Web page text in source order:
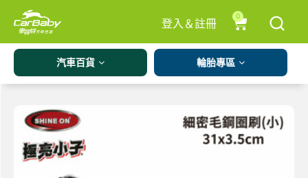
登入＆註冊
0
汽車百貨 輪胎專區